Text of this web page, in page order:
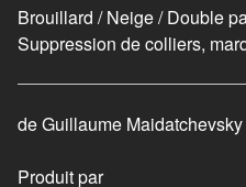
Brouillard / Neige / Double
Suppression de colliers,
de Guillaume Maidatchevsky
Produit par
2018
2023